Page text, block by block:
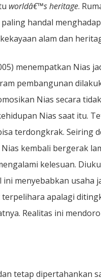
worldâ€™s heritage.
handal
alam dan
menempatkan Nias
pembangunan
Nias secara
Nias saat itu.
terdongkrak. Seiring
kembali bergerak
kelesuan.
menyebabkan usaha
apalagi
Realitas ini
tetap dipertahankan